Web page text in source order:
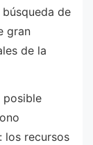
de
gran
de la
posible
los recursos